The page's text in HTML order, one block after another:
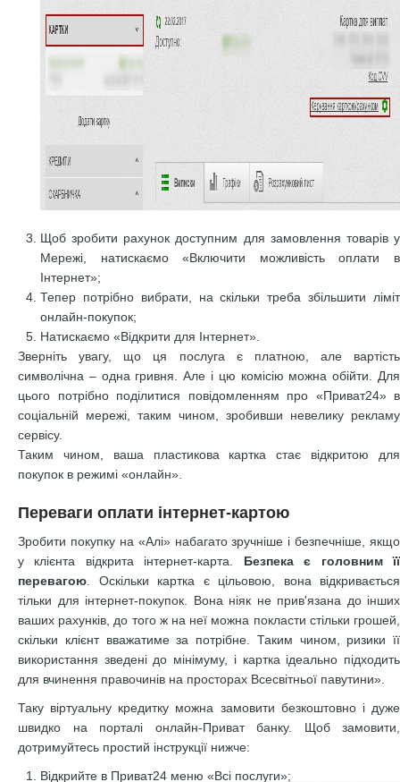
Щоб зробити рахунок доступним для замовлення товарів у
Мережі, натискаємо «Включити можливість оплати в
Інтернет»;
Тепер потрібно вибрати, на скільки треба збільшити ліміт
онлайн-покупок;
Натискаємо «Відкрити для Інтернет».
Зверніть увагу, що ця послуга є платною, але вартість
символічна – одна гривня. Але і цю комісію можна обійти. Для
цього потрібно поділитися повідомленням про «Приват24» в
соціальній мережі, таким чином, зробивши невелику рекламу
сервісу.
Таким чином, ваша пластикова картка стає відкритою для
покупок в режимі «онлайн».
Переваги оплати інтернет-картою
Зробити покупку на «Алі» набагато зручніше і безпечніше, якщо
у клієнта відкрита інтернет-карта. Безпека є головним її
перевагою . Оскільки картка є цільовою, вона відкривається
тільки для інтернет-покупок. Вона ніяк не прив'язана до інших
ваших рахунків, до того ж на неї можна покласти стільки грошей,
скільки клієнт вважатиме за потрібне. Таким чином, ризики її
використання зведені до мінімуму, і картка ідеально підходить
для вчинення правочинів на просторах Всесвітньої павутини».
Таку віртуальну кредитку можна замовити безкоштовно і дуже
швидко на порталі онлайн-Приват банку. Щоб замовити,
дотримуйтесь простий інструкції нижче:
Відкрийте в Приват24 меню «Всі послуги»;